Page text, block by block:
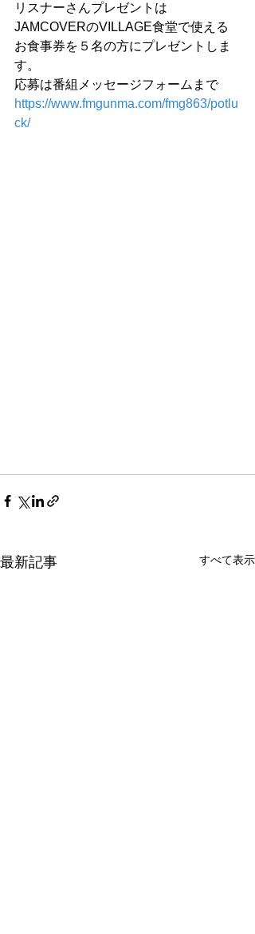
リスナーさんプレゼントは
JAMCOVERのVILLAGE食堂で使える
お食事券を５名の方にプレゼントしま
す。
応募は番組メッセージフォームまで
https://www.fmgunma.com/fmg863/potlu
ck/
最新記事 すべて表示